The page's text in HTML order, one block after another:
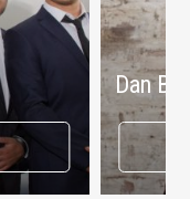
Dan